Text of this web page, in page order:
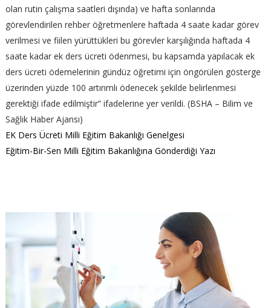
olan rutin çalışma saatleri dışında) ve hafta sonlarında
görevlendirilen rehber öğretmenlere haftada 4 saate kadar görev
verilmesi ve fiilen yürüttükleri bu görevler karşılığında haftada 4
saate kadar ek ders ücreti ödenmesi, bu kapsamda yapılacak ek
ders ücreti ödemelerinin gündüz öğretimi için öngörülen gösterge
üzerinden yüzde 100 artırımlı ödenecek şekilde belirlenmesi
gerektiği ifade edilmiştir” ifadelerine yer verildi. (BSHA – Bilim ve
Sağlık Haber Ajansı)
EK Ders Ücreti Milli Eğitim Bakanlığı Genelgesi
Eğitim-Bir-Sen Milli Eğitim Bakanlığına Gönderdiği Yazı